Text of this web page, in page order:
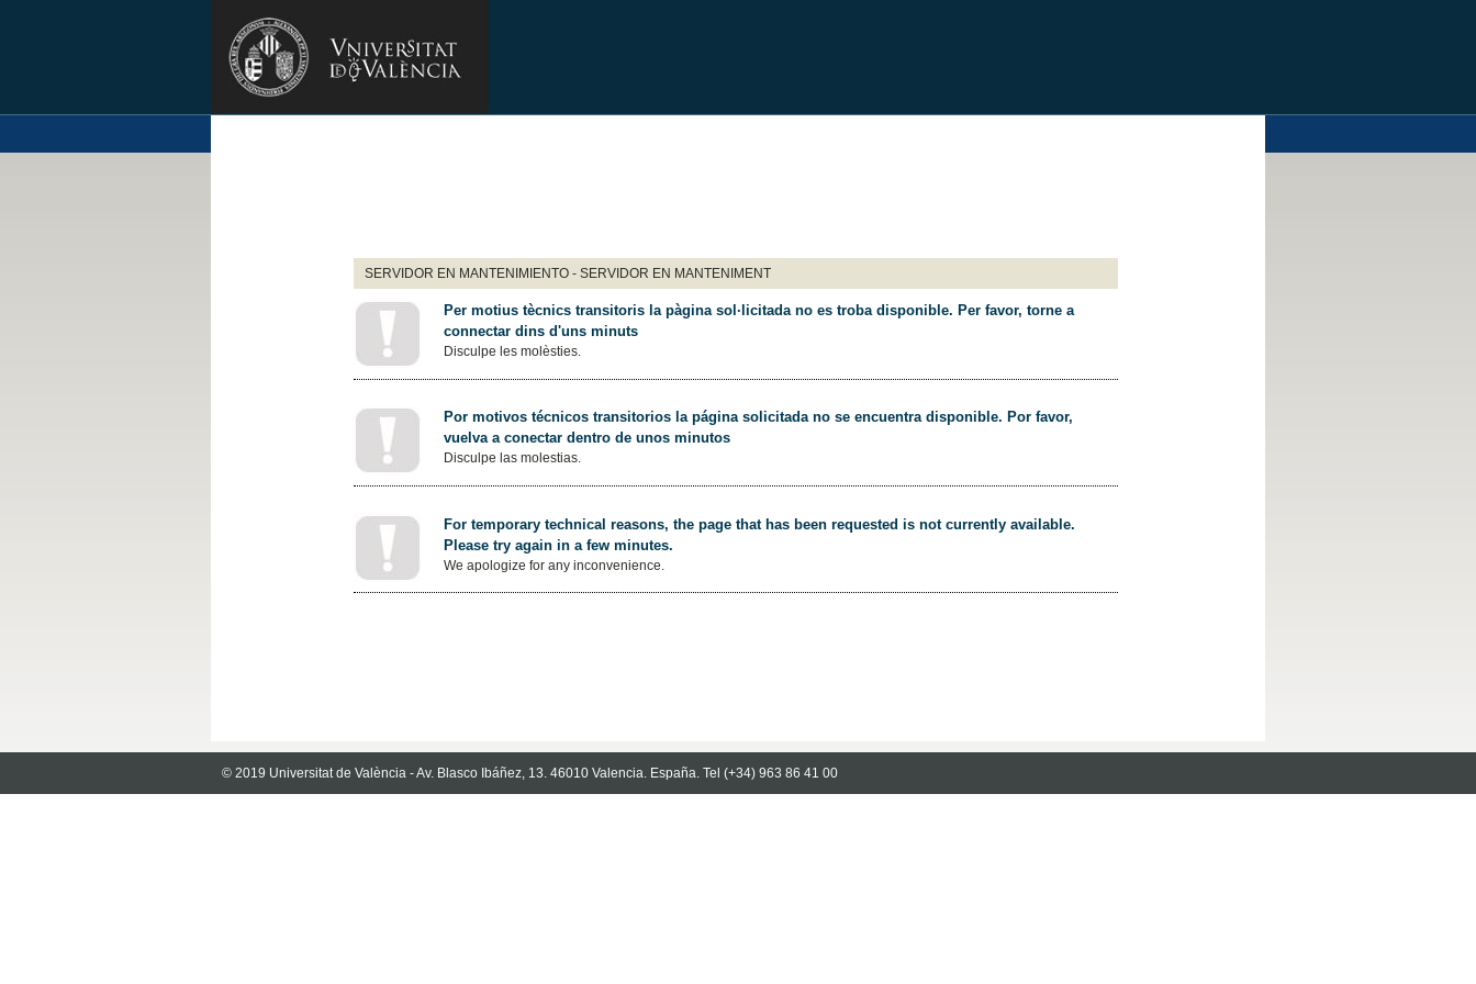
SERVIDOR EN MANTENIMIENTO - SERVIDOR EN MANTENIMENT
Per motius tècnics transitoris la pàgina sol·licitada no es troba disponible. Per favor, torne a
connectar dins d'uns minuts
Disculpe les molèsties.
Por motivos técnicos transitorios la página solicitada no se encuentra disponible. Por favor,
vuelva a conectar dentro de unos minutos
Disculpe las molestias.
For temporary technical reasons, the page that has been requested is not currently available.
Please try again in a few minutes.
We apologize for any inconvenience.
© 2019 Universitat de València - Av. Blasco Ibáñez, 13. 46010 Valencia. España. Tel (+34) 963 86 41 00